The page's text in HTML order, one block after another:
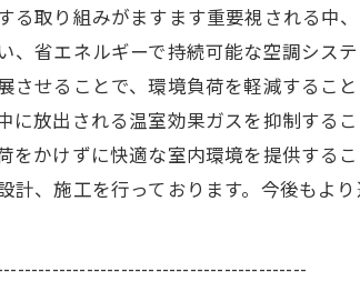
る取り組みがますます重要視される中
、省エネルギーで持続可能な空調シス
させることで、環境負荷を軽減するこ
に放出される温室効果ガスを抑制する
をかけずに快適な室内環境を提供する
計、施工を行っております。今後もよ